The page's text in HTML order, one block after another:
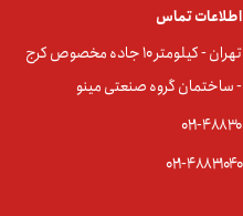
اطلاعات تماس
تهران - کیلومتر ۱۰ جاده مخصوص کرج
- ساختمان گروه صنعتی مینو
۰۲۱-۴۸۸۳0
۰۲۱-۴۸۸۳۱۰۴۰